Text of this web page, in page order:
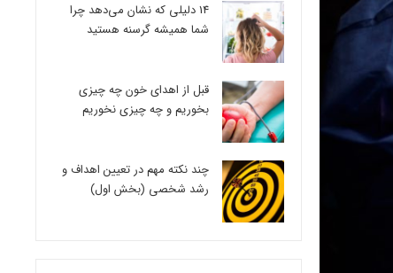
14 دلیلی که نشان می‌دهد چرا
شما همیشه گرسنه هستید
قبل از اهدای خون چه چیزی
بخوریم و چه چیزی نخوریم
چند نکته مهم در تعیین اهداف و
رشد شخصی (بخش اول)